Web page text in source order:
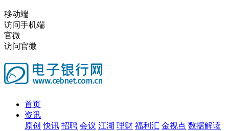
移动端
访问手机端
官微
访问官微
首页
资讯
原创 快讯 招聘 会议 江湖 理财 福利汇 金视点 数据解读